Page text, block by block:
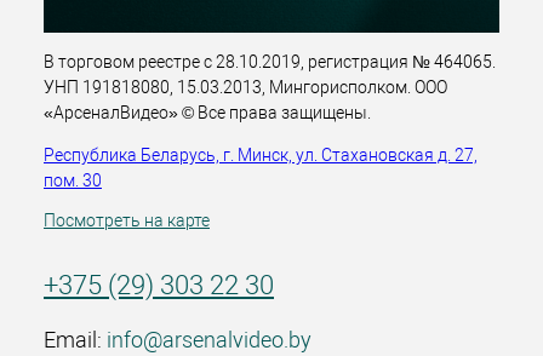
В торговом реестре с 28.10.2019, регистрация № 464065.
УНП 191818080, 15.03.2013, Мингорисполком. ООО
«АрсеналВидео» © Все права защищены.
Республика Беларусь, г. Минск, ул. Стахановская д. 27,
пом. 30
Посмотреть на карте
+375 (29) 303 22 30
Email: info@arsenalvideo.by